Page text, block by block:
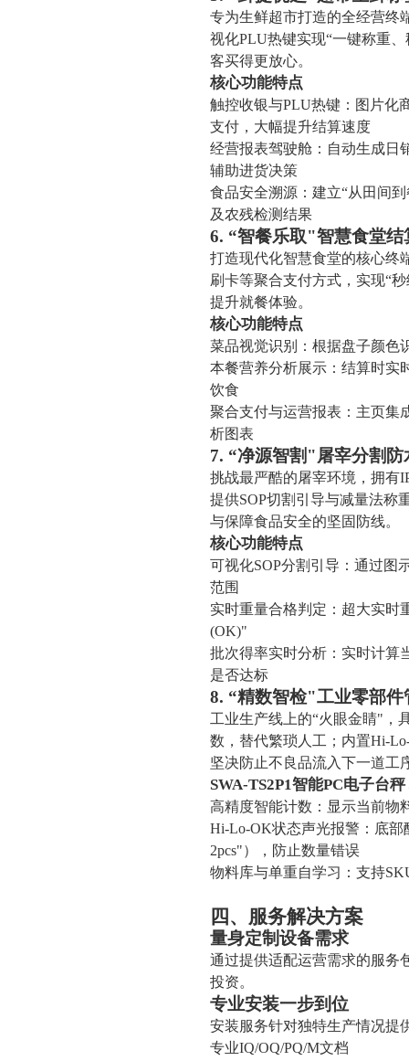
专为生鲜超市打造的全经营终
视化PLU热键实现“一键称重
客买得更放心。
核心功能特点
触控收银与PLU热键：图片化
支付，大幅提升结算速度
经营报表驾驶舱：自动生成日
辅助进货决策
食品安全溯源：建立“从田间
及农残检测结果
6. “智餐乐取"智慧食堂结
打造现代化智慧食堂的核心终
刷卡等聚合支付方式，实现“
提升就餐体验。
核心功能特点
菜品视觉识别：根据盘子颜色
本餐营养分析展示：结算时实
饮食
聚合支付与运营报表：主页集
析图表
7. “净源智割"屠宰分割防
挑战最严酷的屠宰环境，拥有
提供SOP切割引导与减量法称
与保障食品安全的坚固防线。
核心功能特点
可视化SOP分割引导：通过图
范围
实时重量合格判定：超大实时
(OK)"
批次得率实时分析：实时计算
是否达标
8. “精数智检"工业零部件
工业生产线上的“火眼金睛"，
数，替代繁琐人工；内置Hi-
坚决防止不良品流入下一道工
SWA-TS2P1智能PC电子台秤
高精度智能计数：显示当前物
Hi-Lo-OK状态声光报警：底部
2pcs"），防止数量错误
物料库与单重自学习：支持
四、服务解决方案
量身定制设备需求
通过提供适配运营需求的服务
投资。
专业安装一步到位
安装服务针对独特生产情况提
专业IQ/OQ/PQ/M文档